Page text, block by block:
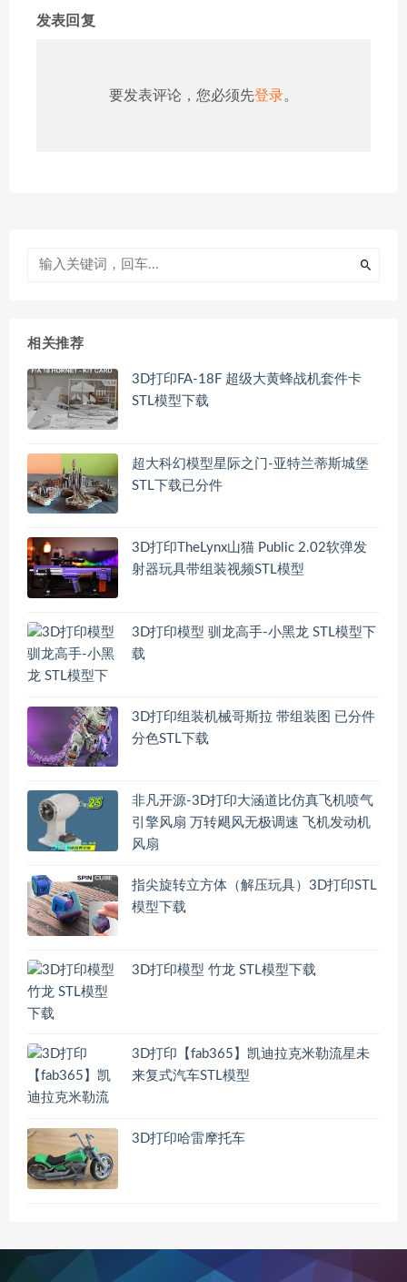
发表回复
要发表评论，您必须先登录。
相关推荐
3D打印FA-18F 超级大黄蜂战机套件卡
STL模型下载
超大科幻模型星际之门-亚特兰蒂斯城堡
STL下载已分件
3D打印TheLynx山猫 Public 2.02软弹发
射器玩具带组装视频STL模型
3D打印模型 驯龙高手-小黑龙 STL模型下
载
3D打印组装机械哥斯拉 带组装图 已分件
分色STL下载
非凡开源-3D打印大涵道比仿真飞机喷气
引擎风扇 万转飓风无极调速 飞机发动机
风扇
指尖旋转立方体（解压玩具）3D打印STL
模型下载
3D打印模型 竹龙 STL模型下载
3D打印【fab365】凯迪拉克米勒流星未
来复式汽车STL模型
3D打印哈雷摩托车